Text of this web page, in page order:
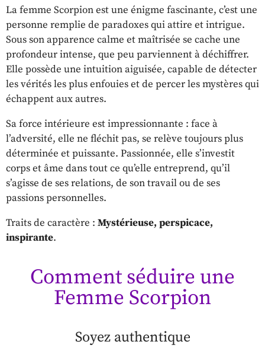
La femme Scorpion est une énigme fascinante, c’est une
personne remplie de paradoxes qui attire et intrigue.
Sous son apparence calme et maîtrisée se cache une
profondeur intense, que peu parviennent à déchiffrer.
Elle possède une intuition aiguisée, capable de détecter
les vérités les plus enfouies et de percer les mystères qui
échappent aux autres.
Sa force intérieure est impressionnante : face à
l’adversité, elle ne fléchit pas, se relève toujours plus
déterminée et puissante. Passionnée, elle s’investit
corps et âme dans tout ce qu’elle entreprend, qu’il
s’agisse de ses relations, de son travail ou de ses
passions personnelles.
Traits de caractère : Mystérieuse, perspicace,
inspirante.
Comment séduire une
Femme Scorpion
Soyez authentique